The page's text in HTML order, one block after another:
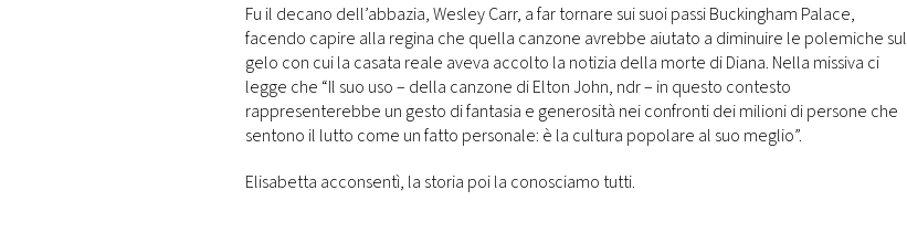
Fu il decano dell’abbazia, Wesley Carr, a far tornare sui suoi passi Buckingham Palace,
facendo capire alla regina che quella canzone avrebbe aiutato a diminuire le polemiche sul
gelo con cui la casata reale aveva accolto la notizia della morte di Diana. Nella missiva ci
legge che “Il suo uso – della canzone di Elton John, ndr – in questo contesto
rappresenterebbe un gesto di fantasia e generosità nei confronti dei milioni di persone che
sentono il lutto come un fatto personale: è la cultura popolare al suo meglio”.
Elisabetta acconsentì, la storia poi la conosciamo tutti.